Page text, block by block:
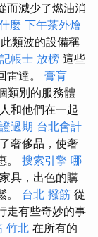
而減少了燃油消
麼 下午茶外燴
類波的設備稱
記帳士 放榜 這些
雷達。 膏肓
類別的服務體
和他們在一起
過期 台北會計
奢侈品，使奢
。 搜索引擎 哪
具，出色的購
。 台北 撥筋 從
走有些奇妙的事
竹北 在所有的